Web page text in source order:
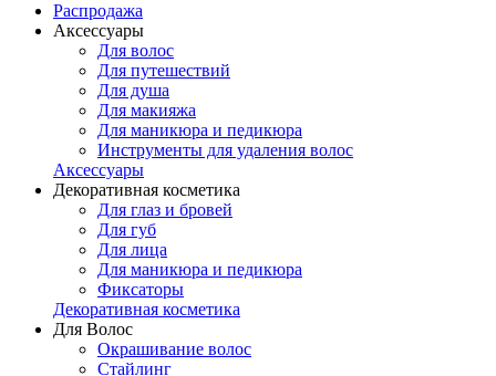
Распродажа
Аксессуары
Для волос
Для путешествий
Для душа
Для макияжа
Для маникюра и педикюра
Инструменты для удаления волос
Аксессуары
Декоративная косметика
Для глаз и бровей
Для губ
Для лица
Для маникюра и педикюра
Фиксаторы
Декоративная косметика
Для Волос
Окрашивание волос
Стайлинг